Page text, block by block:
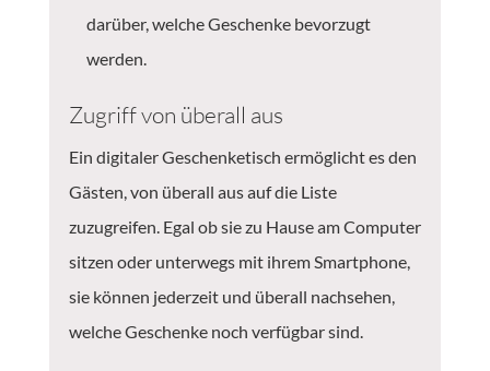
darüber, welche Geschenke bevorzugt
werden.
Zugriff von überall aus
Ein digitaler Geschenketisch ermöglicht es den
Gästen, von überall aus auf die Liste
zuzugreifen. Egal ob sie zu Hause am Computer
sitzen oder unterwegs mit ihrem Smartphone,
sie können jederzeit und überall nachsehen,
welche Geschenke noch verfügbar sind.